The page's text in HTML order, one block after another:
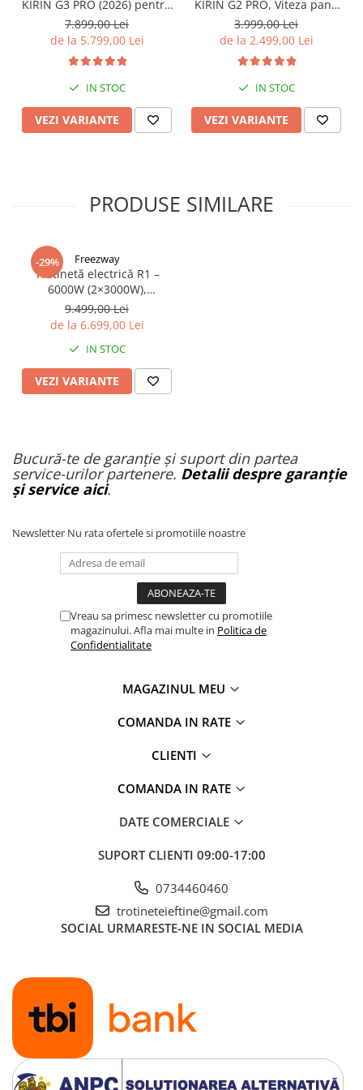
KIRIN G3 PRO (2026) pentru
Teren Accidentat (Off-Road
Electric Scooter) - Motor
Dual 2x1200W, Autonomie
de 80km, Viteză Până la
65km/h, Baterie 52V 23.2Ah
7.899,00 Lei
de la 5.799,00 Lei
IN STOC
VEZI VARIANTE
KIRIN G2 PRO, Viteza pana
la 45km/h, Autonomie
55Km, Motor 600W, 48V
15Ah
3.999,00 Lei
de la 2.499,00 Lei
IN STOC
VEZI VARIANTE
PRODUSE SIMILARE
-29% Freezway
Trotinetă electrică R1 –
6000W (2×3000W),
autonomie 100 km, viteză
90 km/h, suspensie dublă,
frâne hidraulice
9.499,00 Lei
de la 6.699,00 Lei
IN STOC
VEZI VARIANTE
Bucură-te de garanție și suport din partea
service-urilor partenere. Detalii despre garanție
și service aici.
Newsletter Nu rata ofertele si promotiile noastre
Vreau sa primesc newsletter cu promotiile
magazinului. Afla mai multe in Politica de
Confidentialitate
MAGAZINUL MEU
COMANDA IN RATE
CLIENTI
COMANDA IN RATE
DATE COMERCIALE
SUPORT CLIENTI 09:00-17:00
0734460460
trotineteieftine@gmail.com
SOCIAL URMARESTE-NE IN SOCIAL MEDIA